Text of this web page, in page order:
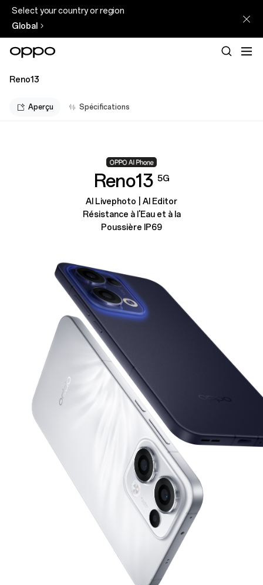
Select your country or region
Global
Reno13
Aperçu Spécifications
Reno13 5G
AI Livephoto | AI Editor
Résistance à l'Eau et à la
Poussière IP69